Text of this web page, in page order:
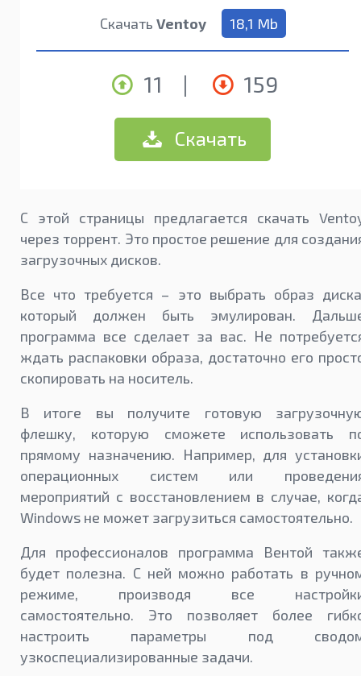
Скачать Ventoy 18,1 Mb
11 | 159
Скачать
С этой страницы предлагается скачать
через торрент. Это простое решение для
загрузочных дисков.
Все что требуется – это выбрать образ
который должен быть эмулирован.
программа все сделает за вас. Не
ждать распаковки образа, достаточно его
скопировать на носитель.
В итоге вы получите готовую
флешку, которую сможете использовать
прямому назначению. Например, для
операционных систем или
мероприятий с восстановлением в случае,
Windows не может загрузиться самостоятельно.
Для профессионалов программа Вентой
будет полезна. С ней можно работать в
режиме, производя все
самостоятельно. Это позволяет более
настроить параметры под
узкоспециализированные задачи.